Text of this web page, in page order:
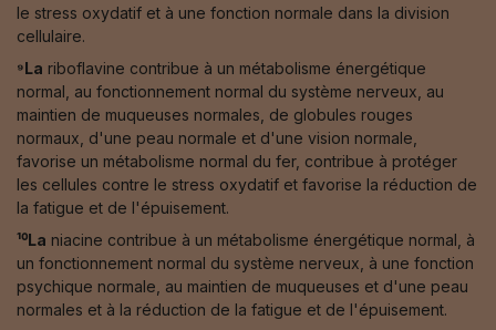
le stress oxydatif et à une fonction normale dans la division
cellulaire.
⁹La riboflavine contribue à un métabolisme énergétique
normal, au fonctionnement normal du système nerveux, au
maintien de muqueuses normales, de globules rouges
normaux, d'une peau normale et d'une vision normale,
favorise un métabolisme normal du fer, contribue à protéger
les cellules contre le stress oxydatif et favorise la réduction de
la fatigue et de l'épuisement.
¹⁰La niacine contribue à un métabolisme énergétique normal, à
un fonctionnement normal du système nerveux, à une fonction
psychique normale, au maintien de muqueuses et d'une peau
normales et à la réduction de la fatigue et de l'épuisement.